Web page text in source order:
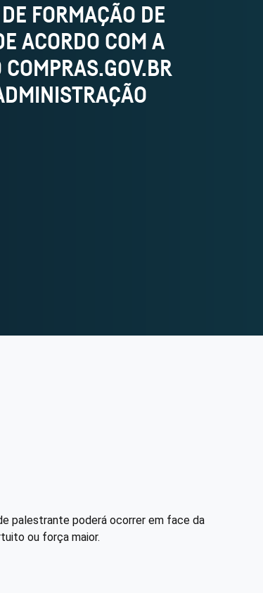
FORMAÇÃO DE
ACORDO COM A
palestrante poderá ocorrer em face da
ou força maior.